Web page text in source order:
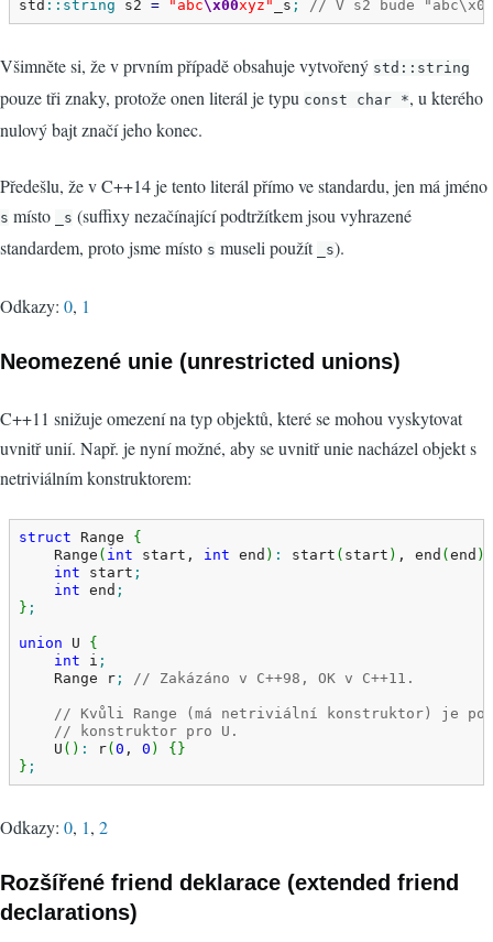
std :: string s2 = "abc\x00xyz" _s ; // V s2 bude
Všimněte si, že v prvním případě obsahuje vytvořený std::string
pouze tři znaky, protože onen literál je typu const char *, u kterého
nulový bajt značí jeho konec.
Předešlu, že v C++14 je tento literál přímo ve standardu, jen má jméno
s místo _s (suffixy nezačínající podtržítkem jsou vyhrazené
standardem, proto jsme místo s museli použít _s).
Odkazy: 0, 1
Neomezené unie (unrestricted unions)
C++11 snižuje omezení na typ objektů, které se mohou vyskytovat
uvnitř unií. Např. je nyní možné, aby se uvnitř unie nacházel objekt s
netriviálním konstruktorem:
struct Range {
    Range
( int start, int end ) : start ( start ) , end ( end )
int start ;
int end ;
} ;
union U {
int i ;
    Range r
; // Zakázáno v C++98, OK v C++11.
// Kvůli Range (má netriviální konstruktor) je
// konstruktor pro U.
    U
( ) : r( 0 , 0 ) { }
} ;
Odkazy: 0, 1, 2
Rozšířené friend deklarace (extended friend
declarations)